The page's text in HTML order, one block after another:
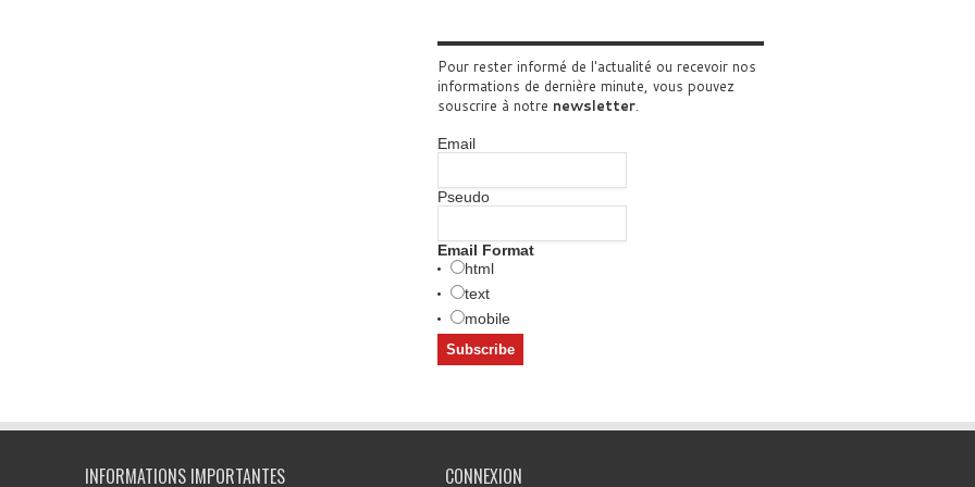
Pour rester informé de l'actualité ou recevoir nos
informations de dernière minute, vous pouvez
souscrire à notre newsletter.
Email
Pseudo
Email Format
html
text
mobile
INFORMATIONS IMPORTANTES CONNEXION